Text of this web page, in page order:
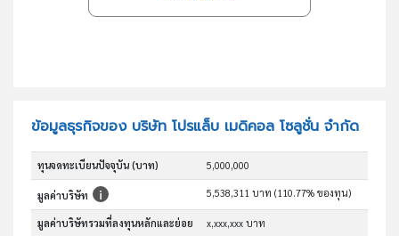
ข้อมูลธุรกิจของ บริษัท โปรแล็บ เมดิคอล โซลูชั่น จำกัด
ทุนจดทะเบียนปัจจุบัน (บาท) 5,000,000
มูลค่าบริษัท 5,538,311 บาท (110.77% ของทุน)
มูลค่าบริษัทรวมที่ลงทุนหลักและย่อย x,xxx,xxx บาท